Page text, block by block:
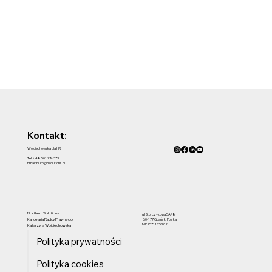
Kontakt:
Wojciechowska dla HR
Tel: +48 501 774 373
Email:biuro@nsolutions.pl
ul. Storczykowa 5A/8
80-177 Gdańsk, Polska
NIP 9571125202
Northern Solutions
Kancelaria Radcy Prawnego
Katarzyna Wojciechowska
Polityka prywatności
Polityka cookies